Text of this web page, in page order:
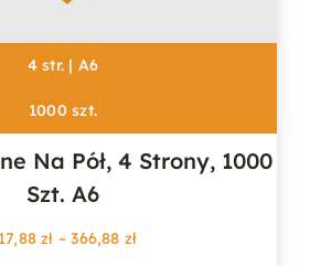
4 str. | A6
1000 szt.
Na Pół, 4 Strony, 1000
Szt. A6
zł – 366,88 złZakres